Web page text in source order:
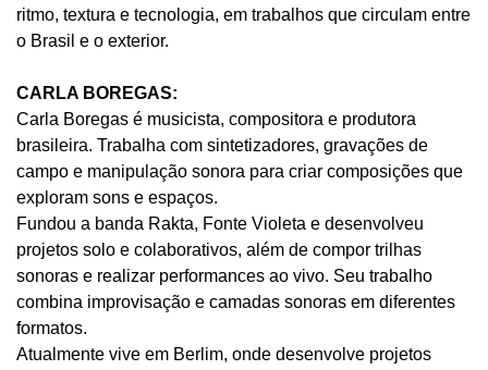
ritmo, textura e tecnologia, em trabalhos que circulam entre
o Brasil e o exterior.
CARLA BOREGAS:
Carla Boregas é musicista, compositora e produtora
brasileira. Trabalha com sintetizadores, gravações de
campo e manipulação sonora para criar composições que
exploram sons e espaços.
Fundou a banda Rakta, Fonte Violeta e desenvolveu
projetos solo e colaborativos, além de compor trilhas
sonoras e realizar performances ao vivo. Seu trabalho
combina improvisação e camadas sonoras em diferentes
formatos.
Atualmente vive em Berlim, onde desenvolve projetos